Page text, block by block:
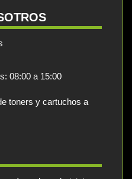
08:00 a 15:00
toners y cartuchos a